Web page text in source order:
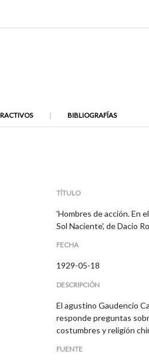
BIBLIOGRAFÍAS
TÍTULO
'Hombres de acción. En
Sol Naciente', de Dacio
FECHA
1929-05-18
DESCRIPCIÓN
El agustino Gaudencio
responde preguntas
costumbres y religión
FUENTE